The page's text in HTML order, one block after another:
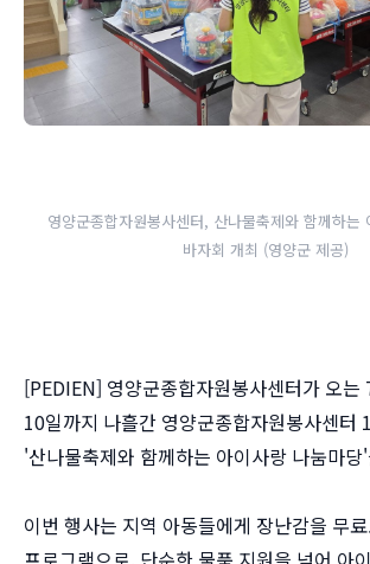
영양군종합자원봉사센터, 산나물축제와 함께하는
바자회 개최 (영양군 제공)
[PEDIEN] 영양군종합자원봉사센터가 오는
10일까지 나흘간 영양군종합자원봉사센터
'산나물축제와 함께하는 아이사랑 나눔마
이번 행사는 지역 아동들에게 장난감을 무